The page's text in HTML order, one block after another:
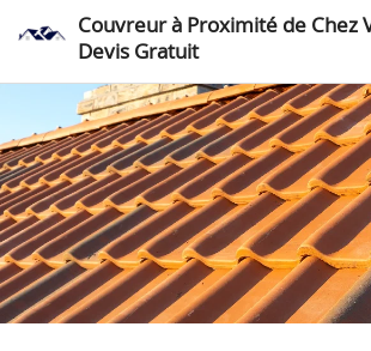
Couvreur à Proximité de Chez
Devis Gratuit